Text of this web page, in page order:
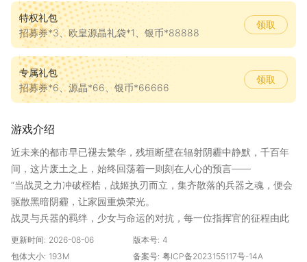
特权礼包
招募券*3、欧皇源晶礼袋*1、银币*88888
领取
专属礼包
招募券*6、源晶*66、银币*66666
领取
游戏介绍
近未来的都市早已褪去繁华，残垣断壁在辐射阴霾中静默，千百年
间，这片废土之上，始终回荡着一则刻在人心的预言——
“当战灵之力冲破桎梏，战姬执刃而立，集齐散落的兵器之魂，便会
驱散黑暗阴霾，让家园重焕荣光。
战灵与兵器的羁绊，少女与命运的对抗，每一位指挥官的征程由此
开启！
萌系战姬、神武兵器、圣魂强者、兽宠守护，还有觉醒战灵之力的
更新时间: 2026-08-06 版本号: 4
包体大小: 193M 备案号: 粤ICP备2023155117号-14A